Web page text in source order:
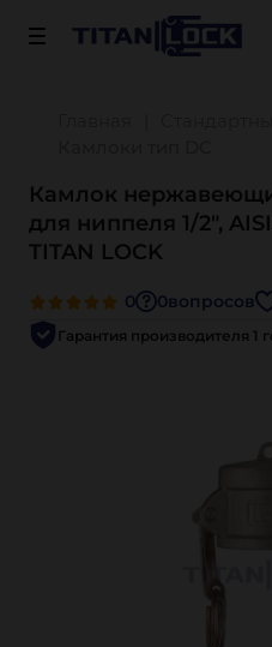
Важно! Для оплаты
Камлок
для ниппеля 1/2",
TITAN LOCK
0 0вопросов
Гарантия производителя 1